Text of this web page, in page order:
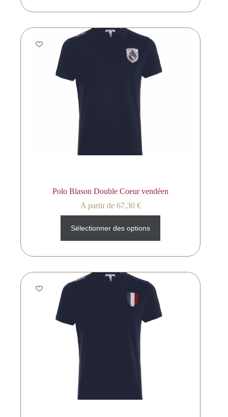
Polo Blason Double Coeur vendéen
A partir de 67,30 €
Sélectionner des options